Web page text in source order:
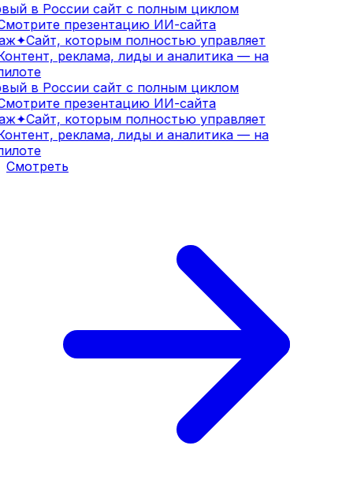
в России сайт с полным циклом
презентацию ИИ-сайта
✦Сайт, которым полностью управляет
реклама, лиды и аналитика — на
в России сайт с полным циклом
презентацию ИИ-сайта
✦Сайт, которым полностью управляет
реклама, лиды и аналитика — на
Смотреть